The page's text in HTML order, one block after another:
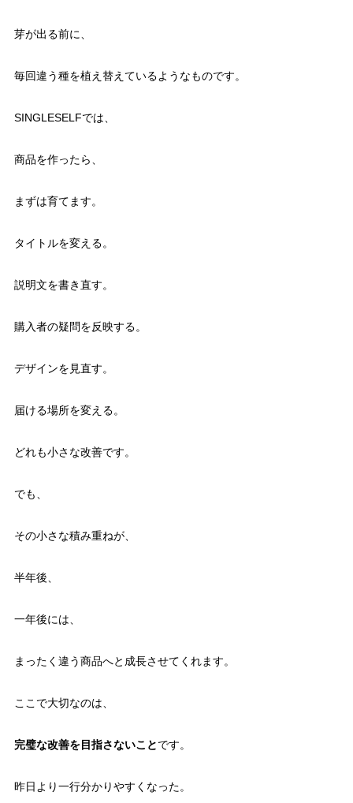
芽が出る前に、
毎回違う種を植え替えているようなものです。
SINGLESELFでは、
商品を作ったら、
まずは育てます。
タイトルを変える。
説明文を書き直す。
購入者の疑問を反映する。
デザインを見直す。
届ける場所を変える。
どれも小さな改善です。
でも、
その小さな積み重ねが、
半年後、
一年後には、
まったく違う商品へと成長させてくれます。
ここで大切なのは、
完璧な改善を目指さないことです。
昨日より一行分かりやすくなった。